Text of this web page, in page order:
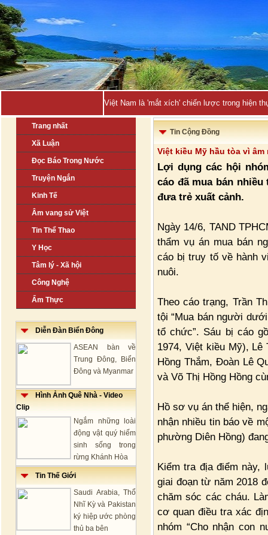
Việt Nam là 'mắt xích' chiến lược trong hiện
Trang nhất
Xã Luận
Đọc Báo Trong Nước
Truyện Ngắn
Kinh Tế
Âm vang sử Việt
Tin Thể Thao
Y Học
Tâm lý - Xã hội
Công Nghệ
Ẩm Thực
Diễn Đàn Biển Đông
ASEAN bàn về
Trung Đông, Biển
Đông và Myanmar
Hình Ảnh Quê Nhà - Video
Clip
Ngắm những loài
động vật quý hiếm
sinh sống trong
rừng Khánh Hòa
Tin Thế Giới
Saudi Arabia, Thổ
Nhĩ Kỳ và Pakistan
ký hiệp ước phòng
thủ ba bên
Tin Cộng Đồng
Việt kiều Mỹ hầu tòa vì
Lợi dụng các hội
cáo đã mua bán
đưa trẻ xuất cảnh.
Ngày 14/6, TAND
thẩm vụ án mua bán
cáo bị truy tố về hành
nuôi.
Theo cáo trạng, Trần
tội “Mua bán người
tổ chức”. Sáu bị cáo
1974, Việt kiều Mỹ), Lê
Hồng Thắm, Đoàn Lê
và Võ Thị Hồng Hồng
Hồ sơ vụ án thể hiện,
nhận nhiều tin báo về
phường Diên Hồng)
Kiểm tra địa điểm này,
giai đoạn từ năm 2018
chăm sóc các cháu.
cơ quan điều tra xác
nhóm “Cho nhận con